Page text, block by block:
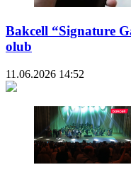
Bakcell “Signature
olub
11.06.2026 14:52